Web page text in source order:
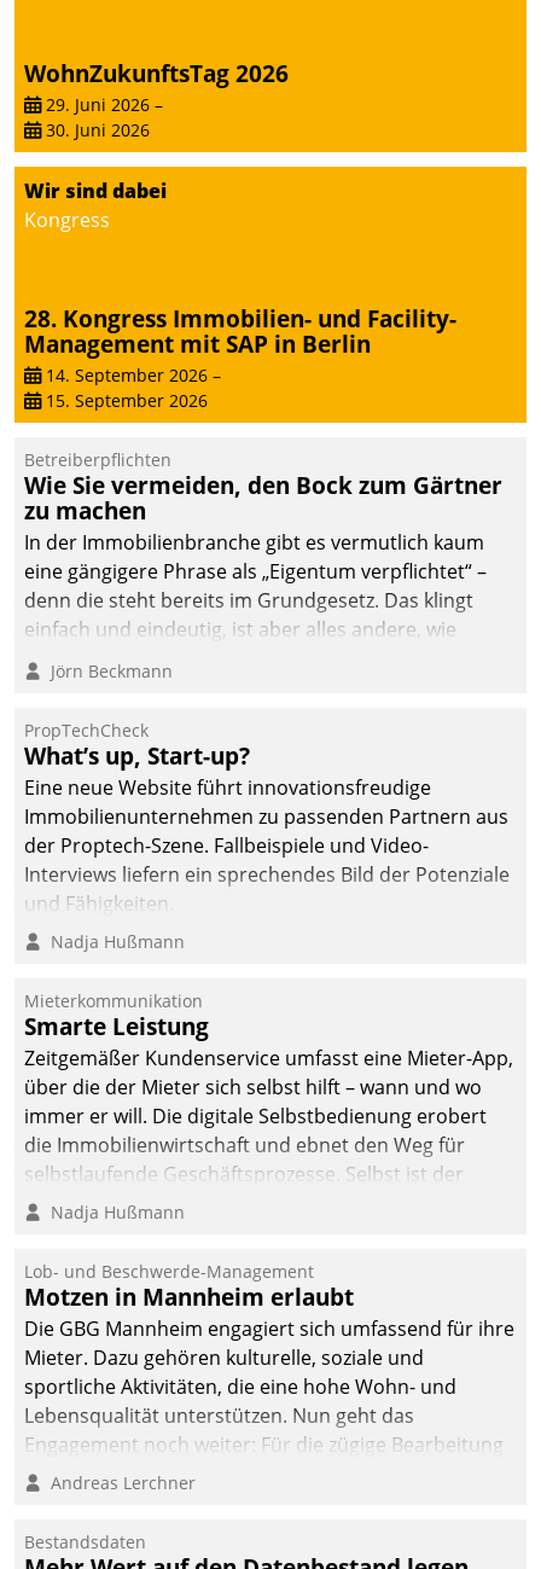
automatisiert ausgelöste,
zielgerichtete
Mieterbefragungen – eine
starke Grundlage für
intelligente,
datengestützte
Entscheidungen.
WohnZukunftsTag 2026
29. Juni 2026 –
30. Juni 2026
Wir sind dabei
Kongress
28. Kongress Immobilien- und Facility-
Management mit SAP in Berlin
14. September 2026 –
15. September 2026
Betreiberpflichten
Wie Sie vermeiden, den Bock zum Gärtner
zu machen
In der Immobilienbranche gibt es vermutlich kaum
eine gängigere Phrase als „Eigentum verpflichtet“ –
denn die steht bereits im Grundgesetz. Das klingt
einfach und eindeutig, ist aber alles andere, wie
Branchenbeschäftigte wissen. Denn mit der
Verantwortung folgen Verpflichtungen.
Jörn Beckmann
PropTechCheck
What’s up, Start-up?
Eine neue Website führt innovationsfreudige
Immobilienunternehmen zu passenden Partnern aus
der Proptech-Szene. Fallbeispiele und Video-
Interviews liefern ein sprechendes Bild der Potenziale
und Fähigkeiten.
Nadja Hußmann
Mieterkommunikation
Smarte Leistung
Zeitgemäßer Kundenservice umfasst eine Mieter-App,
über die der Mieter sich selbst hilft – wann und wo
immer er will. Die digitale Selbstbedienung erobert
die Immobilienwirtschaft und ebnet den Weg für
selbstlaufende Geschäftsprozesse. Selbst ist der
Kunde und smart der Serviceanbieter.
Nadja Hußmann
Lob- und Beschwerde-Management
Motzen in Mannheim erlaubt
Die GBG Mannheim engagiert sich umfassend für ihre
Mieter. Dazu gehören kulturelle, soziale und
sportliche Aktivitäten, die eine hohe Wohn- und
Lebensqualität unterstützen. Nun geht das
Engagement noch weiter: Für die zügige Bearbeitung
von Beschwerden – oder Lob – richtet das
und Beschwerde-Management einen eigenen Kanal
ein.
Andreas Lerchner
Bestandsdaten